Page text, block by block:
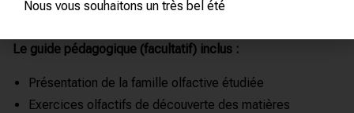
Le guide pédagogique (facultatif) inclus :
Présentation de la famille olfactive étudiée
Exercices olfactifs de découverte des matières
Nous vous souhaitons un très bel été